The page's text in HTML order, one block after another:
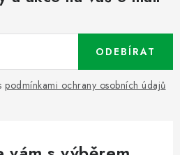
podmínkami ochrany osobních údajů
ODEBÍRAT